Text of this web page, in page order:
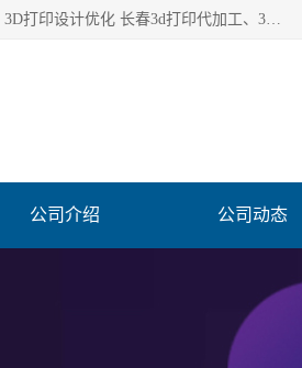
长春市东师青鸟科技有限公司从事3D打印代加工 3D打印设计服务 3D打印相关教育培训 3D打印设计优化 长春3d打印代加工、3D打印代加工及设计服务、3D打印相关教育培训、专利代理及优化、3D打印上下游技术服务，深耕工业设计、机械设计、3D打印多年年，拥有多项技术，辅助数十位客户完成自己的发明及实用新型专利。
公司介绍 公司动态